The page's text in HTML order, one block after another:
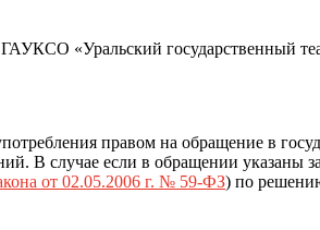
«Уральский государственный
правом на обращение в
В случае если в обращении
от 02.05.2006 г. № 59-ФЗ) по